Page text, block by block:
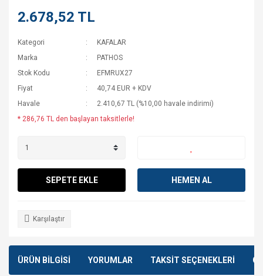
2.678,52 TL
Kategori
KAFALAR
Marka
PATHOS
Stok Kodu
EFMRUX27
Fiyat
40,74 EUR + KDV
Havale
2.410,67 TL (%10,00 havale indirimi)
* 286,76 TL den başlayan taksitlerle!
SEPETE EKLE HEMEN AL
Karşılaştır
ÜRÜN BİLGİSİ YORUMLAR TAKSİT SEÇENEKLERİ